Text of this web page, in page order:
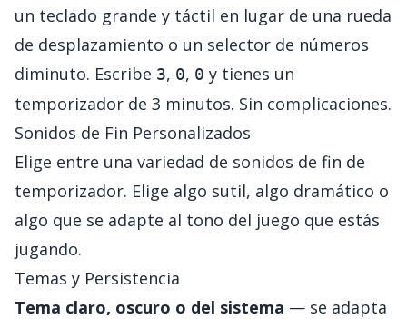
un teclado grande y táctil en lugar de una rueda
de desplazamiento o un selector de números
diminuto. Escribe 3, 0, 0 y tienes un
temporizador de 3 minutos. Sin complicaciones.
Sonidos de Fin Personalizados
Elige entre una variedad de sonidos de fin de
temporizador. Elige algo sutil, algo dramático o
algo que se adapte al tono del juego que estás
jugando.
Temas y Persistencia
Tema claro, oscuro o del sistema — se adapta